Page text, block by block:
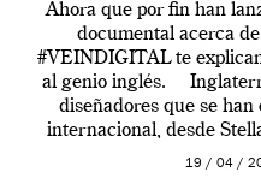
Ahora que por fin han
documental acerca
#VEINDIGITAL te
al genio inglés.
diseñadores que se
internacional, desde
19 / 04 /